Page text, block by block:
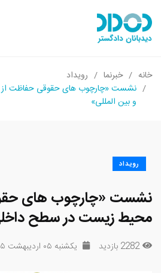
خانه خبرنما
رویداد
نشست «چارچوب های حقوقی حفاظت
و بین المللی»
رویداد
نشست «چارچوب های
محیط زیست در سطح
2282 بازدید یکشنبه ۰۵ اردیبهشت ۱۳۹۵